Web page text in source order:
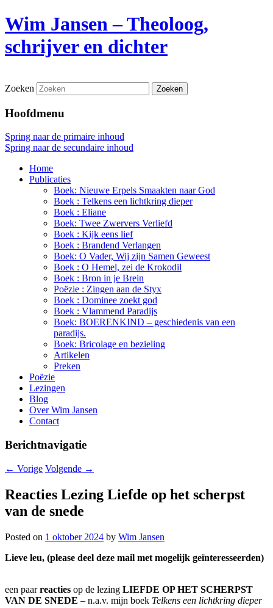
Wim Jansen – Theoloog,
schrijver en dichter
Zoeken
Hoofdmenu
Spring naar de primaire inhoud
Spring naar de secundaire inhoud
Home
Publicaties
Boek: Nieuwe Erpels Smaakten naar God
Boek : Telkens een lichtkring dieper
Boek : Eliane
Boek: Twee Zwervers Verliefd
Boek : Kijk eens lief
Boek : Brandend Verlangen
Boek: O Vader, Wij zijn Samen Geweest
Boek : O Hemel, zei de Krokodil
Boek : Bron in je Brein
Poëzie : Zingen aan de Styx
Boek : Dominee zoekt god
Boek : Vlammend Paradijs
Boek: BOERENKIND – geschiedenis van een
paradijs.
Boek: Bricolage en bezieling
Artikelen
Preken
Poëzie
Lezingen
Blog
Over Wim Jansen
Contact
Berichtnavigatie
← Vorige Volgende →
Reacties Lezing Liefde op het scherpst
van de snede
Posted on 1 oktober 2024 by Wim Jansen
Lieve leu, (please deel deze mail met mogelijk geïnteresseerden)
een paarreacties op de lezing LIEFDE OP HET SCHERPST
VAN DE SNEDE – n.a.v. mijn boek Telkens een lichtkring dieper